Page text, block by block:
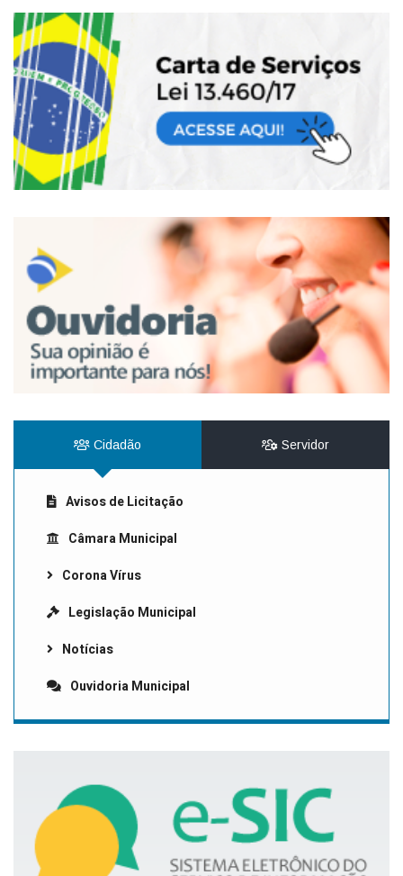
Cidadão Servidor
Avisos de Licitação
Câmara Municipal
Corona Vírus
Legislação Municipal
Notícias
Ouvidoria Municipal